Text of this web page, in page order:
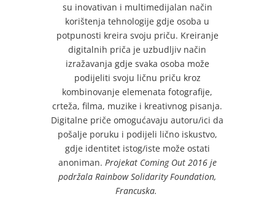
su inovativan i multimedijalan način
korištenja tehnologije gdje osoba u
potpunosti kreira svoju priču. Kreiranje
digitalnih priča je uzbudljiv način
izražavanja gdje svaka osoba može
podijeliti svoju ličnu priču kroz
kombinovanje elemenata fotografije,
crteža, filma, muzike i kreativnog pisanja.
Digitalne priče omogućavaju autoru/ici da
pošalje poruku i podijeli lično iskustvo,
gdje identitet istog/iste može ostati
anoniman. Projekat Coming Out 2016 je
podržala Rainbow Solidarity Foundation,
Francuska.